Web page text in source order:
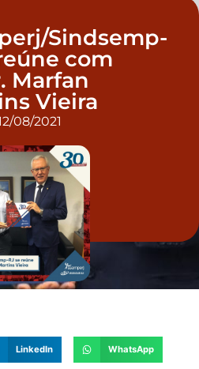
Sindsemp-
com
Marfan
Vieira
08/2021
LinkedIn WhatsApp